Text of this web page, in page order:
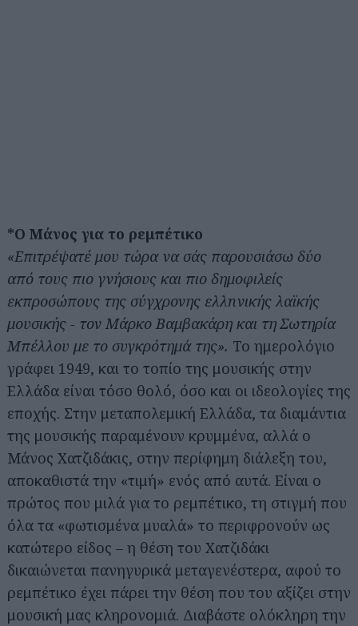
*Ο Μάνος για το ρεμπέτικο
«Eπιτρέψατέ μου τώρα να σάς παρουσιάσω δύο
από τους πιο γνήσιους και πιο δημοφιλείς
εκπροσώπους της σύγχρονης ελλnνικής λαϊκής
μουσικής - τον Μάρκο Bαμβακάρη και τη Σωτηρία
Μπέλλου με το συγκρότημά της». Το ημερολόγιο
γράφει 1949, και το τοπίο της μουσικής στην
Ελλάδα είναι τόσο θολό, όσο και οι ιδεολογίες της
εποχής. Στην μεταπολεμική Ελλάδα, τα διαμάντια
της μουσικής παραμένουν κρυμμένα, αλλά ο
Μάνος Χατζιδάκις, στην περίφημη διάλεξη του,
αποκαθιστά την «τιμή» ενός από αυτά. Είναι ο
πρώτος που μιλά για το ρεμπέτικο, τη στιγμή που
όλα τα «φωτισμένα μυαλά» το περιφρονούν ως
κατώτερο είδος – η θέση του Χατζιδάκι
δικαιώνεται πανηγυρικά μεταγενέστερα, αφού το
ρεμπέτικο έχει πάρει την θέση που του αξίζει στην
μουσική μας κληρονομιά. Διαβάστε ολόκληρη την